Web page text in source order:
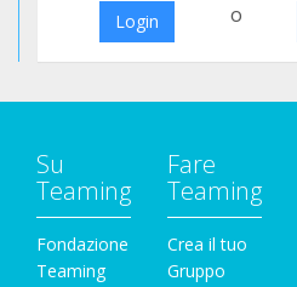
Login o
Su
Teaming
Fondazione
Teaming
Fare
Teaming
Crea il tuo
Gruppo